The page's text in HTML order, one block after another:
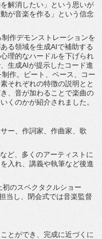
解消したい」
という思いが
が音楽を作る」という信念
作デモンストレーションを
る領域を生成AIで補助する
理的なハードルを下げられ
生成AIが提示したコード進
制作。ビート、ベース、コー
それぞれの特徴の説明とと
、 音が加わることで楽曲の
く のかが紹介されました。
ー、作詞家、作曲家、 歌
ど、 多くのアーティストに
入れ、 講義や執筆など後進
のスペクタクルショー
当し、閉会式では音楽監督
とができ、 完成に近づくに